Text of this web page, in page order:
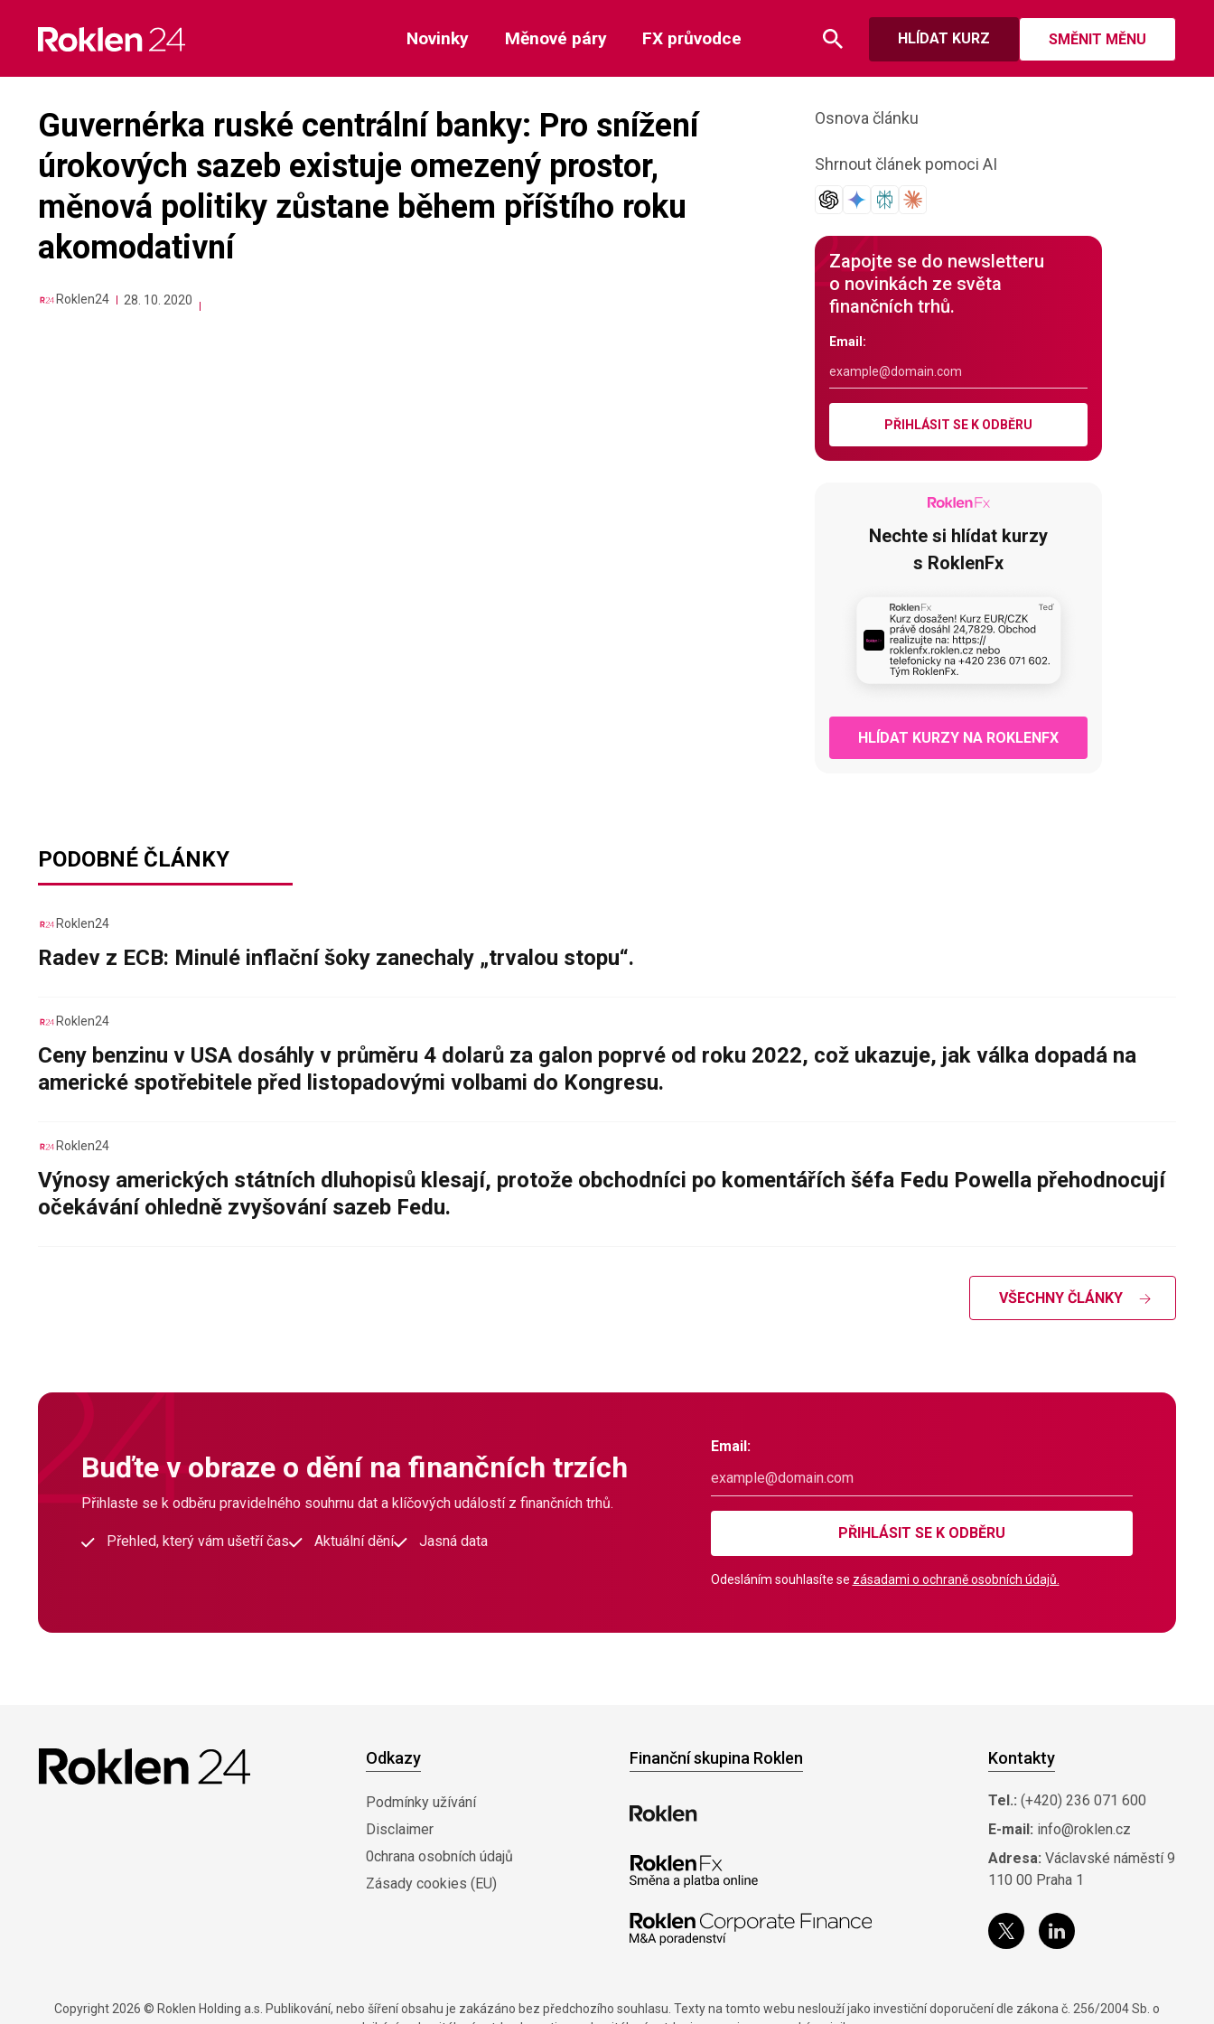
content
HLÍDAT KURZ SMĚNIT MĚNU
Novinky Měnové páry FX průvodce
Guvernérka ruské centrální banky: Pro snížení
úrokových sazeb existuje omezený prostor,
měnová politiky zůstane během příštího roku
akomodativní
Roklen24 28. 10. 2020
Osnova článku
Shrnout článek pomoci AI
Zapojte se do newsletteru
o novinkách ze světa
finančních trhů.
Email:
PŘIHLÁSIT SE K ODBĚRU
Nechte si hlídat kurzy
s RoklenFx
HLÍDAT KURZY NA ROKLENFX
PODOBNÉ ČLÁNKY
Roklen24
Radev z ECB: Minulé inflační šoky zanechaly „trvalou stopu“.
Roklen24
Ceny benzinu v USA dosáhly v průměru 4 dolarů za galon poprvé od roku 2022, což ukazuje, jak válka dopadá na
americké spotřebitele před listopadovými volbami do Kongresu.
Roklen24
Výnosy amerických státních dluhopisů klesají, protože obchodníci po komentářích šéfa Fedu Powella přehodnocují
očekávání ohledně zvyšování sazeb Fedu.
VŠECHNY ČLÁNKY
Buďte v obraze o dění na finančních trzích
Přihlaste se k odběru pravidelného souhrnu dat a klíčových událostí z finančních trhů.
Přehled, který vám ušetří čas Aktuální dění Jasná data
Email:
PŘIHLÁSIT SE K ODBĚRU
Odesláním souhlasíte se zásadami o ochraně osobních údajů.
Odkazy
Podmínky užívání
Disclaimer
0chrana osobních údajů
Zásady cookies (EU)
Finanční skupina Roklen Kontakty
Tel.: (+420) 236 071 600
E-mail: info@roklen.cz
Adresa: Václavské náměstí 9
110 00 Praha 1
Copyright 2026 © Roklen Holding a.s. Publikování, nebo šíření obsahu je zakázáno bez předchozího souhlasu. Texty na tomto webu neslouží jako investiční doporučení dle zákona č. 256/2004 Sb. o